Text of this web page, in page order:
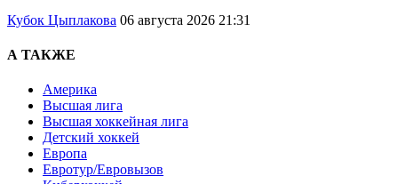
Кубок Цыплакова 06 августа 2026 21:31
А ТАКЖЕ
Америка
Высшая лига
Высшая хоккейная лига
Детский хоккей
Европа
Евротур/Евровызов